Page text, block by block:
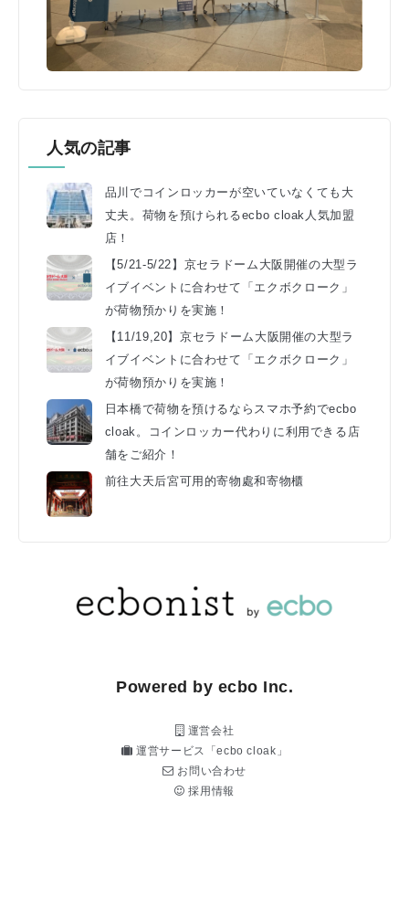
人気の記事
品川でコインロッカーが空いていなくても大
丈夫。荷物を預けられるecbo cloak人気加盟
店！
【5/21-5/22】京セラドーム大阪開催の大型ラ
イブイベントに合わせて「エクボクローク」
が荷物預かりを実施！
【11/19,20】京セラドーム大阪開催の大型ラ
イブイベントに合わせて「エクボクローク」
が荷物預かりを実施！
日本橋で荷物を預けるならスマホ予約でecbo
cloak。コインロッカー代わりに利用できる店
舗をご紹介！
前往大天后宮可用的寄物處和寄物櫃
Powered by ecbo Inc.
運営会社
運営サービス「ecbo cloak」
お問い合わせ
採用情報